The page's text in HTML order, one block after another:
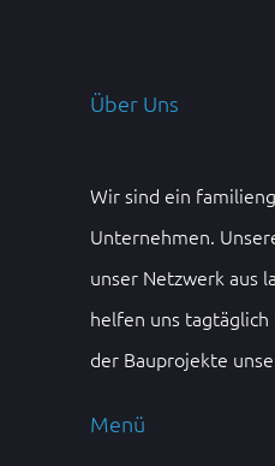
Über Uns
Wir sind ein
Unternehmen.
unser Netzwerk aus
helfen uns
der Bauprojekte
Menü